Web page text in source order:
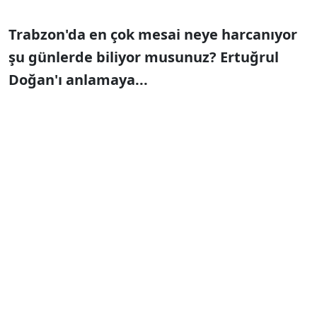
Trabzon'da en çok mesai neye harcanıyor
şu günlerde biliyor musunuz? Ertuğrul
Doğan'ı anlamaya...